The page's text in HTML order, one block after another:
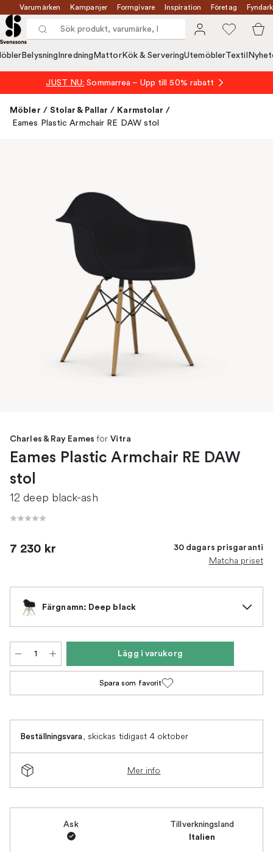
Varumärken Kampanjer Formgivare Inspiration Företag
Belysning Inredning MattorKök & ServeringUtemöblerTextil
JUST NU: Sommarrea – Upp till 50% rabatt
Möbler / Stolar & Pallar / Karmstolar /
Eames Plastic Armchair RE DAW stol
Charles & Ray Eames för Vitra
Eames Plastic Armchair RE DAW
stol
12 deep black-ash
7 230 kr 30 dagars prisgaranti
Matcha priset
Färgnamn: Deep black
Lägg i varukorg
Spara som favorit
Beställningsvara, skickas tidigast 4 oktober
Mer info
Ask Tillverkningsland
Italien